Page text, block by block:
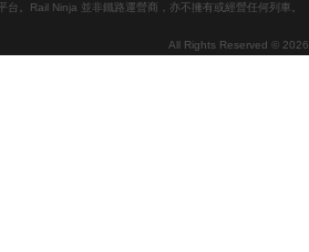
All Rights Reserved © 2026
。Rail Ninja 並非鐵路運營商，亦不擁有或經營任何列車。